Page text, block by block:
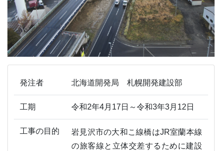
発注者 北海道開発局 札幌開発建設部
工期 令和2年4月17日～令和3年3月12日
工事の目的
岩見沢市の大和こ線橋はJR室蘭本線
の旅客線と立体交差するために建設